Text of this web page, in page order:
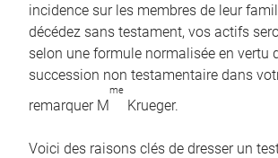
incidence sur les membres de leur
décédez sans testament, vos actifs
selon une formule normalisée en vertu
succession non testamentaire dans
remarquer M
me
Krueger.
Voici des raisons clés de dresser un